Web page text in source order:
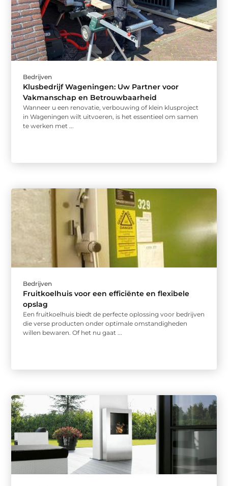
Bedrijven
Klusbedrijf Wageningen: Uw Partner voor
Vakmanschap en Betrouwbaarheid
Wanneer u een renovatie, verbouwing of klein klusproject
in Wageningen wilt uitvoeren, is het essentieel om samen
te werken met ...
Bedrijven
Fruitkoelhuis voor een efficiënte en flexibele
opslag
Een fruitkoelhuis biedt de perfecte oplossing voor bedrijven
die verse producten onder optimale omstandigheden
willen bewaren. Of het nu gaat ...